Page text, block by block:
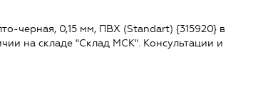
черная, 0,15 мм, ПВХ (Standart) {315920} в
на складе "Склад МСК". Консультации и